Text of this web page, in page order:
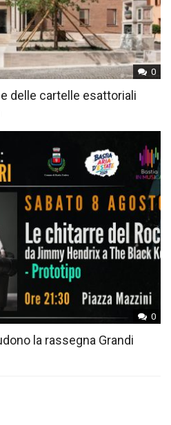
0
delle cartelle esattoriali
0
la rassegna Grandi